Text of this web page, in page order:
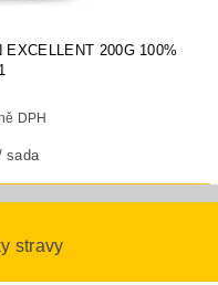
EXCELLENT 200G 100%
DPH
sada
stravy